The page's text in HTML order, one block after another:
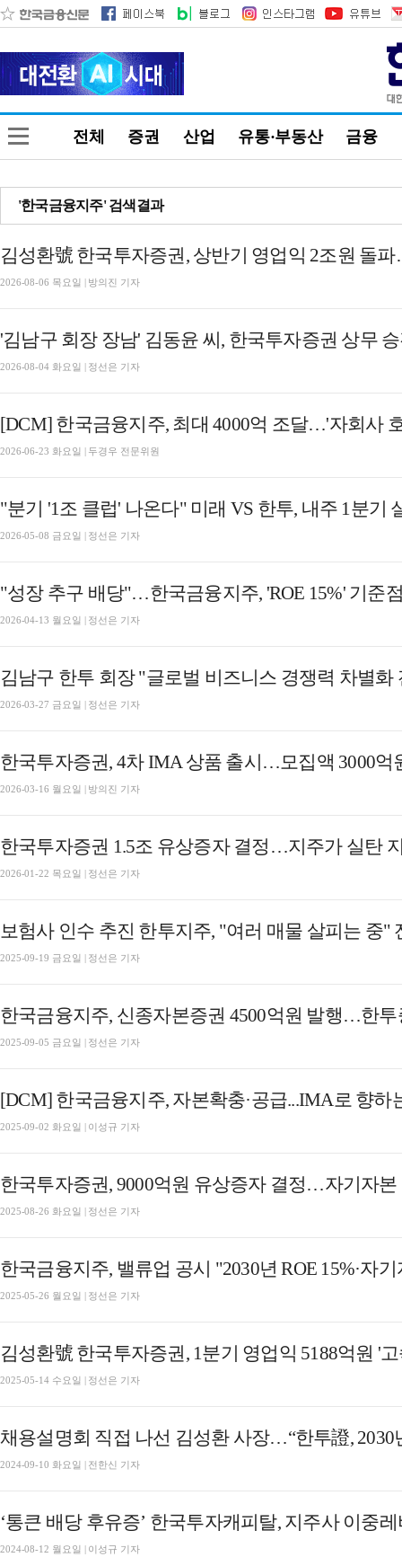
전체 증권 산업 유통·부동산 금융
'한국금융지주' 검색결과
2026-08-06 목요일 | 방의진 기자
'김남구 회장 장남' 김동윤 씨, 한국투자증권 상무
2026-08-04 화요일 | 정선은 기자
[DCM] 한국금융지주, 최대 4000억 조달…'자회사
2026-06-23 화요일 | 두경우 전문위원
"분기 '1조 클럽' 나온다" 미래 VS 한투, 내주 1분
2026-05-08 금요일 | 정선은 기자
2026-04-13 월요일 | 정선은 기자
김남구 한투 회장 "글로벌 비즈니스 경쟁력 차별화
2026-03-27 금요일 | 정선은 기자
한국투자증권, 4차 IMA 상품 출시…모집액 3000억
2026-03-16 월요일 | 방의진 기자
한국투자증권 1.5조 유상증자 결정…지주가 실탄
2026-01-22 목요일 | 정선은 기자
보험사 인수 추진 한투지주, "여러 매물 살피는 중"
2025-09-19 금요일 | 정선은 기자
한국금융지주, 신종자본증권 4500억원 발행…한
2025-09-05 금요일 | 정선은 기자
[DCM] 한국금융지주, 자본확충·공급...IMA로 향하
2025-09-02 화요일 | 이성규 기자
한국투자증권, 9000억원 유상증자 결정…자기자본
2025-08-26 화요일 | 정선은 기자
2025-05-26 월요일 | 정선은 기자
2025-05-14 수요일 | 정선은 기자
채용설명회 직접 나선 김성환 사장…“한투證, 2030
2024-09-10 화요일 | 전한신 기자
‘통큰 배당 후유증’ 한국투자캐피탈, 지주사 이중
2024-08-12 월요일 | 이성규 기자